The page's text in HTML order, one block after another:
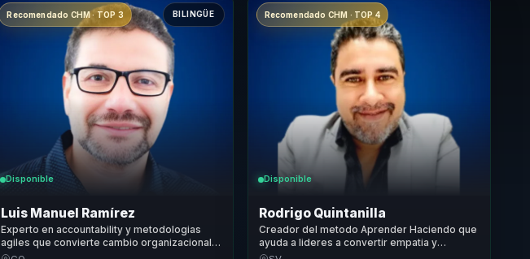
Recomendado CHM · TOP 3 BILINGÜE
Disponible
Luis Manuel Ramírez
Experto en accountability y metodologias
agiles que convierte cambio organizacional
en foco, ejecucion y rendimiento para
Recomendado CHM · TOP 4
Disponible
Rodrigo Quintanilla
Creador del metodo Aprender Haciendo que
ayuda a lideres a convertir empatia y
motivacion vivencial en cohesion,